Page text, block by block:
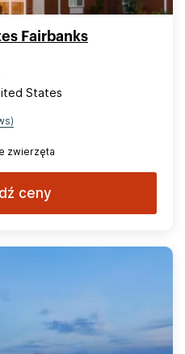
Fairbanks
States
zwierzęta
ceny